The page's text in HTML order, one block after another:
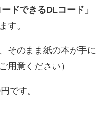
ドできるDLコード」
す。
そのまま紙の本が手に
用意ください）
です。